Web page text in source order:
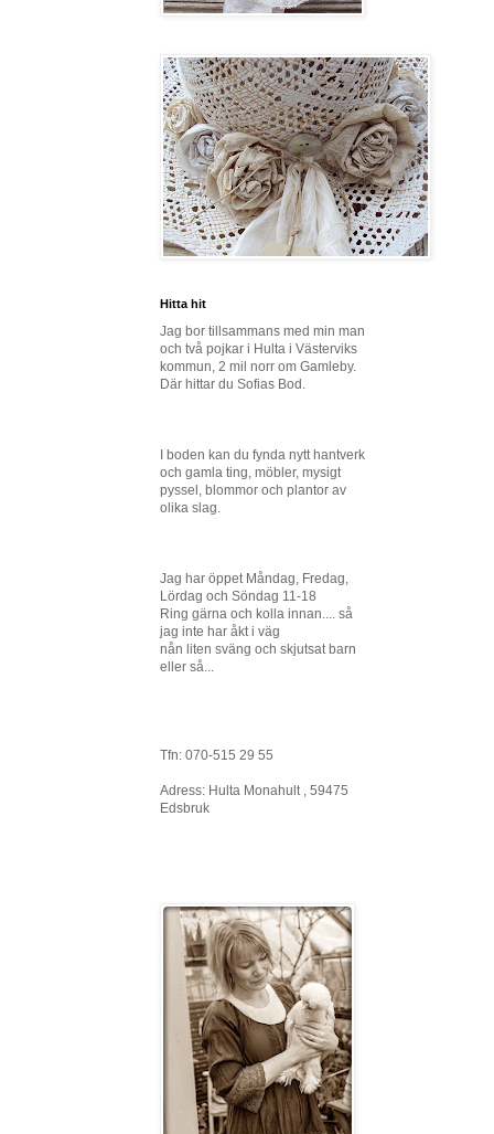
Hitta hit
Jag bor tillsammans med min man
och två pojkar i Hulta i Västerviks
kommun, 2 mil norr om Gamleby.
Där hittar du Sofias Bod.
I boden kan du fynda nytt hantverk
och gamla ting, möbler, mysigt
pyssel, blommor och plantor av
olika slag.
Jag har öppet Måndag, Fredag,
Lördag och Söndag 11-18
Ring gärna och kolla innan.... så
jag inte har åkt i väg
nån liten sväng och skjutsat barn
eller så...
Tfn: 070-515 29 55
Adress: Hulta Monahult , 59475
Edsbruk